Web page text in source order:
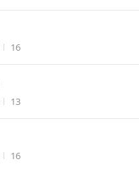
조회수
16
조회수
13
조회수
16